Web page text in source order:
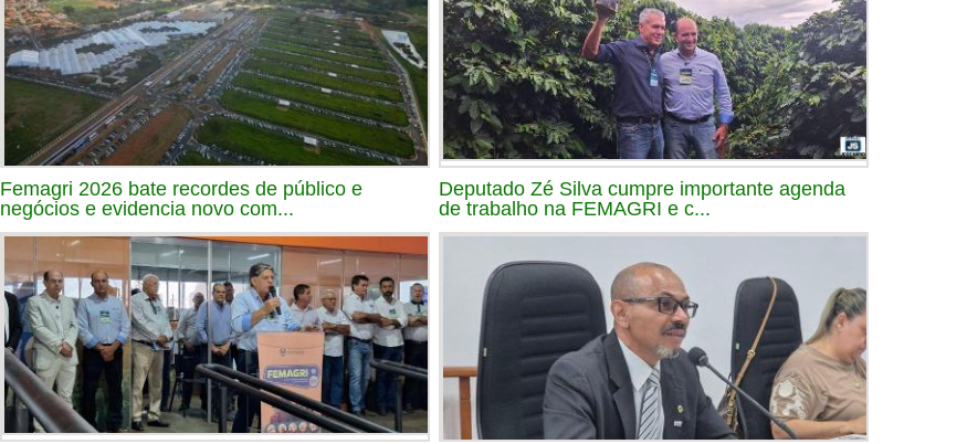
Femagri 2026 bate recordes de público e
negócios e evidencia novo com...
Deputado Zé Silva cumpre importante agenda
de trabalho na FEMAGRI e c...